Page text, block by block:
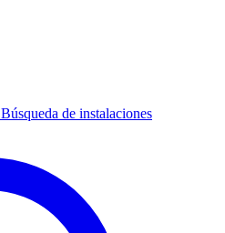
Búsqueda de instalaciones